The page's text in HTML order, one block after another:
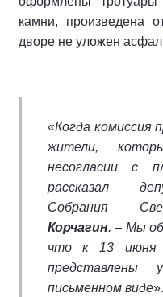
камни, произведена
дворе не уложен
«Когда комиссия
жители,
несогласии с
рассказал
Собрания
Корчагин. – Мы
что к 13 июня
представлены
письменном виде».